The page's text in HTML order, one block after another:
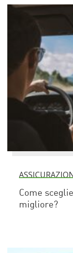
Come
migliore?